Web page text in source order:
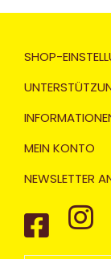
SHOP-
MEIN KONTO
NEWSLETTER